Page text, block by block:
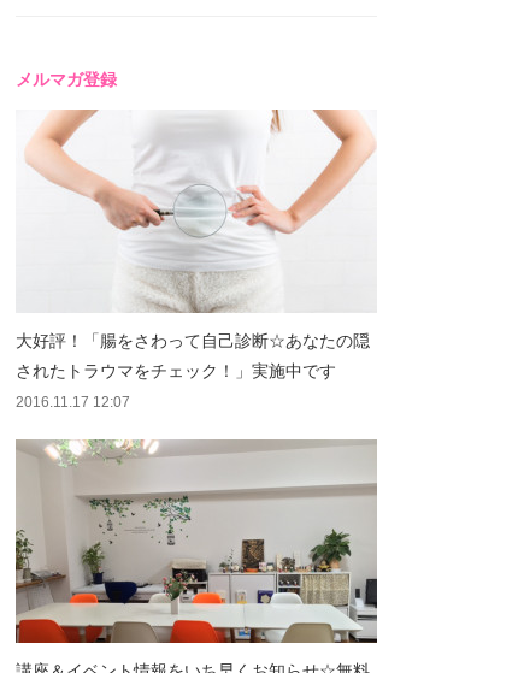
メルマガ登録
大好評！「腸をさわって自己診断☆あなたの隠
されたトラウマをチェック！」実施中です
2016.11.17 12:07